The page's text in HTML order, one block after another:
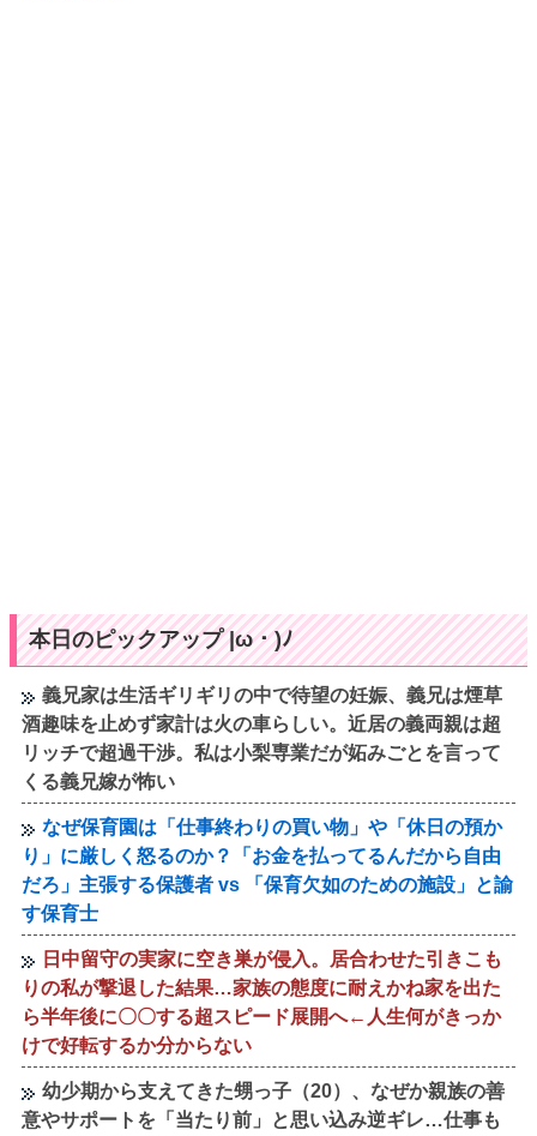
本日のピックアップ |ω・)ﾉ
義兄家は生活ギリギリの中で待望の妊娠、義兄は煙草
酒趣味を止めず家計は火の車らしい。近居の義両親は超
リッチで超過干渉。私は小梨専業だが妬みごとを言って
くる義兄嫁が怖い
なぜ保育園は「仕事終わりの買い物」や「休日の預か
り」に厳しく怒るのか？「お金を払ってるんだから自由
だろ」主張する保護者 vs 「保育欠如のための施設」と諭
す保育士
日中留守の実家に空き巣が侵入。居合わせた引きこも
りの私が撃退した結果…家族の態度に耐えかね家を出た
ら半年後に〇〇する超スピード展開へ←人生何がきっか
けで好転するか分からない
幼少期から支えてきた甥っ子（20）、なぜか親族の善
意やサポートを「当たり前」と思い込み逆ギレ…仕事も